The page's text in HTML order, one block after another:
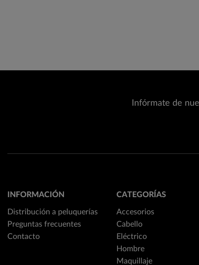
Infórmate de
INFORMACIÓN
Distribución a peluquerías
Preguntas frecuentes
Contacto
CATEGORÍAS
Accesorios
Cabello
Eléctrico
Hombre
Maquillaje